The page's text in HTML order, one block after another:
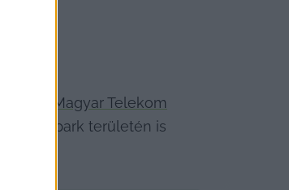
a
Magyar Telekom
lakópark területén is